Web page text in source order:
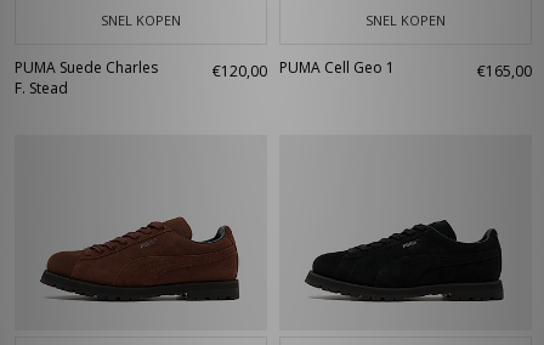
SNEL KOPEN
PUMA Suede Charles
F. Stead
€120,00
SNEL KOPEN
PUMA Cell Geo 1 €165,00